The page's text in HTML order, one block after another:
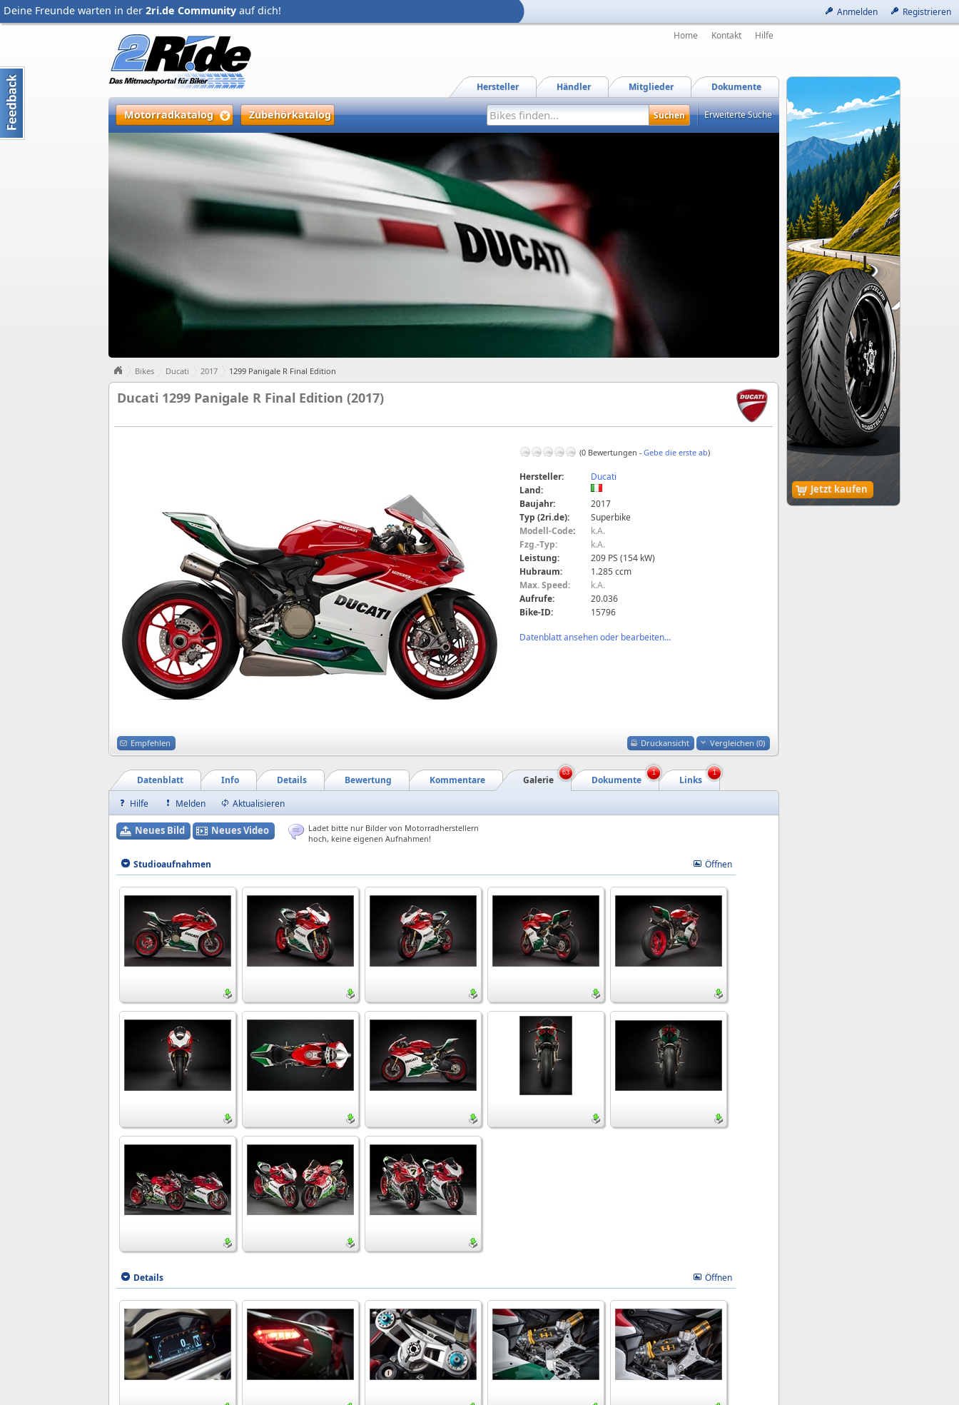
Anmelden Registrieren
Deine Freunde warten in der 2ri.de Community auf dich!
Jetzt kaufen
Home Kontakt Hilfe
Dokumente
Mitglieder
Händler
Hersteller
Motorradkatalog Zubehörkatalog Erweiterte Suche
Bikes Ducati 2017 1299 Panigale R Final Edition
Ducati 1299 Panigale R Final Edition (2017)
(0 Bewertungen - Gebe die erste ab)
Hersteller:
Ducati
Land:
Baujahr:
2017
Typ (2ri.de):
Superbike
Modell-Code:
k.A.
Fzg.-Typ:
k.A.
Leistung:
209 PS (154 kW)
Hubraum:
1.285 ccm
Max. Speed:
k.A.
Aufrufe:
20.036
Bike-ID:
15796
Datenblatt ansehen oder bearbeiten...
Druckansicht Vergleichen (0)
Empfehlen
Links
Dokumente
Galerie
Kommentare
Bewertung
Details
Info
Datenblatt
63 1 1
Hilfe Melden Aktualisieren
Neues Bild Neues Video
Ladet bitte nur Bilder von Motorradherstellern
hoch, keine eigenen Aufnahmen!
Öffnen
Studioaufnahmen
Öffnen
Details